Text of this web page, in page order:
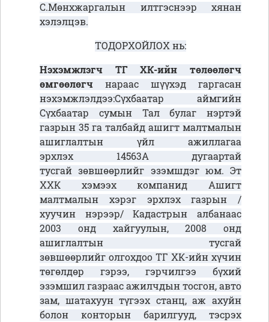
С.Мөнхжаргалын илтгэснээр хянан
хэлэлцэв.
ТОДОРХОЙЛОХ нь:
Нэхэмжлэгч ТГ ХК-ийн төлөөлөгч
өмгөөлөгч нараас шүүхэд гаргасан
нэхэмжлэлдээ:Сүхбаатар аймгийн
Сүхбаатар сумын Тал булаг нэртэй
газрын 35 га талбайд ашигт малтмалын
ашиглалтын үйл ажиллагаа
эрхлэх 14563А дугаартай
тусгай зөвшөөрлийг эзэмшдэг юм. Эт
ХХК хэмээх компанид Ашигт
малтмалын хэрэг эрхлэх газрын /
хуучин нэрээр/ Кадастрын албанаас
2003 онд хайгуулын, 2008 онд
ашиглалтын тусгай
зөвшөөрлийг олгохдоо ТГ ХК-ийн хүчин
төгөлдөр гэрээ, гэрчилгээ бүхий
эзэмшил газраас ажилчдын тосгон, авто
зам, шатахуун түгээх станц, аж ахуйн
болон конторын барилгууд, тэсрэх